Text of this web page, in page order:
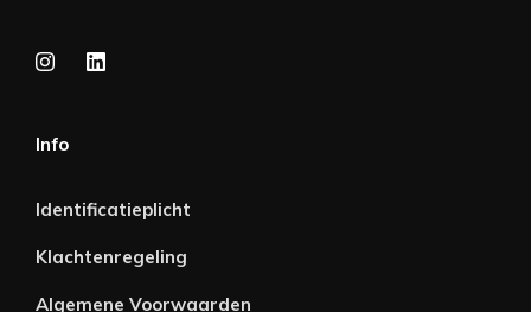
Info
Identificatieplicht
Klachtenregeling
Algemene Voorwaarden